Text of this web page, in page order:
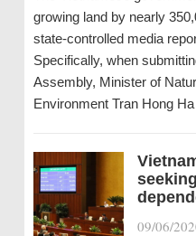
growing land by nearly
state-controlled media
Specifically, when
Assembly, Minister of
Environment Tran Hong
09/06/